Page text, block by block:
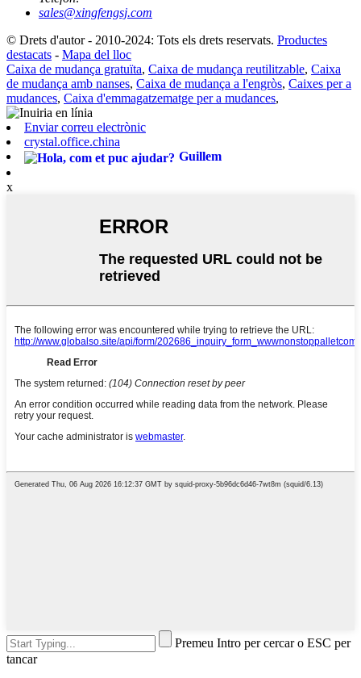
sales@xingfengsj.com
© Drets d'autor - 2010-2024: Tots els drets reservats. Productes
destacats - Mapa del lloc
Caixa de mudança gratuïta, Caixa de mudança reutilitzable, Caixa
de mudança amb nanses, Caixa de mudança a l'engròs, Caixes per a
mudances, Caixa d'emmagatzematge per a mudances,
Enviar correu electrònic
crystal.office.china
Guillem
x
Premeu Intro per cercar o ESC per
tancar